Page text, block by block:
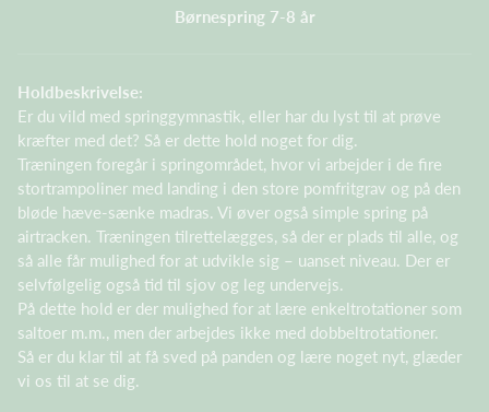
Børnespring 7-8 år
Holdbeskrivelse:
Er du vild med springgymnastik, eller har du lyst til at prøve
kræfter med det? Så er dette hold noget for dig.
Træningen foregår i springområdet, hvor vi arbejder i de fire
stortrampoliner med landing i den store pomfritgrav og på den
bløde hæve-sænke madras. Vi øver også simple spring på
airtracken. Træningen tilrettelægges, så der er plads til alle, og
så alle får mulighed for at udvikle sig – uanset niveau. Der er
selvfølgelig også tid til sjov og leg undervejs.
På dette hold er der mulighed for at lære enkeltrotationer som
saltoer m.m., men der arbejdes ikke med dobbeltrotationer.
Så er du klar til at få sved på panden og lære noget nyt, glæder
vi os til at se dig.